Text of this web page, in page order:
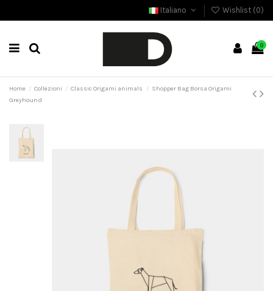
Italiano Wishlist (0)
0
Home Collezioni Classic Origami animals
Shopper Bag Borsa Origami
Greyhound